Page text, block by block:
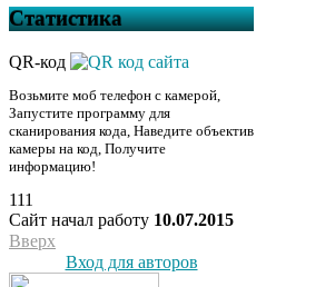
Статистика
QR-код
Возьмите моб телефон с камерой,
Запустите программу для
сканирования кода, Наведите объектив
камеры на код, Получите
информацию!
111
Сайт начал работу 10.07.2015
Вверх
Вход для авторов